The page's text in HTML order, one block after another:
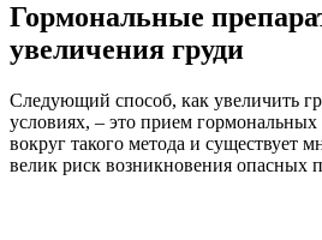
Гормональные
увеличения груди
Следующий способ, как увеличить
условиях, – это прием
вокруг такого метода и существует
велик риск возникновения опасных